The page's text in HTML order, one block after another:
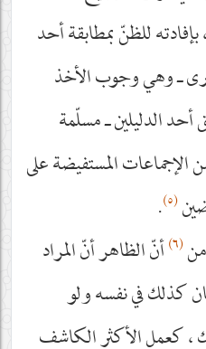
للظنّ بمطابقة أحد
ـ وهي وجوب الأخذ
الدليلين ـ مسلّمة
المستفيضة على
(٥) .
(٦) أنّ الظاهر أنّ المراد
كذلك في نفسه ولو